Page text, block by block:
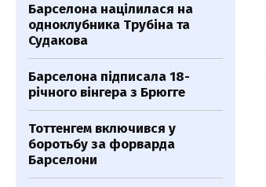
Барселона націлилася на
одноклубника Трубіна та
Судакова
Барселона підписала 18-
річного вінгера з Брюгге
Тоттенгем включився у
боротьбу за форварда
Барселони